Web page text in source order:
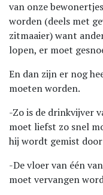
van onze
worden (deels met
zitmaaier) want
lopen, er moet
En dan zijn er nog
moeten worden.
-Zo is de drinkvijver
moet liefst zo snel
hij wordt gemist
-De vloer van één
moet vervangen